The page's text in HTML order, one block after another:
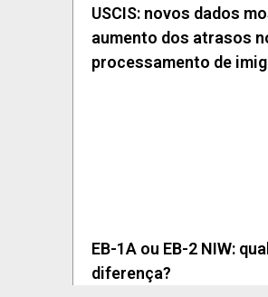
USCIS: novos dados
aumento dos atrasos
processamento de
EB-1A ou EB-2 NIW:
diferença?